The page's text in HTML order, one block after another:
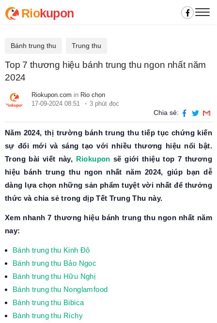
Riokupon
Bánh trung thu Trung thu
Top 7 thương hiệu bánh trung thu ngon nhất năm
2024
Riokupon.com in Rio chọn
17-09-2024 08:51
3 phút đọc
Chia sẻ:
Năm 2024, thị trường bánh trung thu tiếp tục chứng kiến
sự đổi mới và sáng tạo với nhiều thương hiệu nổi bật.
Trong bài viết này, Riokupon sẽ giới thiệu top 7 thương
hiệu bánh trung thu ngon nhất năm 2024, giúp bạn dễ
dàng lựa chọn những sản phẩm tuyệt vời nhất để thưởng
thức và chia sẻ trong dịp Tết Trung Thu này.
Xem nhanh 7 thương hiệu bánh trung thu ngon nhất năm
nay:
Bánh trung thu Kinh Đô
Bánh trung thu Bảo Ngọc
Bánh trung thu Hữu Nghị
Bánh trung thu Nonglamfood
Bánh trung thu Bibica
Bánh trung thu Richy